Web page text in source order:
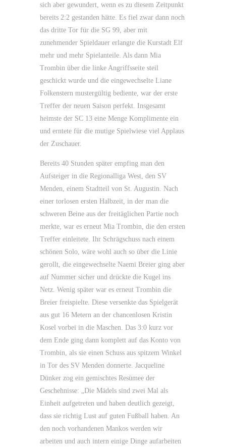
sich aber gewundert, wenn es zu diesem Zeitpunkt
bereits 2:2 gestanden hätte. Es fiel zwar dann noch
das dritte Tor für die SG 99, aber mit
zunehmender Spieldauer erlangte die Kurstadt Elf
mehr und mehr Spielanteile. Als dann Mia
Trombin über die linke Angriffsseite steil
geschickt wurde und die eingewechselte Liane
Folkenstern mustergültig bediente, war der erste
Treffer der neuen Saison perfekt. Insgesamt
heimste der SC 13 eine Menge Komplimente ein
und erntete für die mutige Spielwiese viel Applaus
der Zuschauer.
Bereits 40 Stunden später empfing man den
Aufsteiger in die Regionalliga West, den SV
Menden, einem Stadtteil von St. Augustin. Nach
einer torlosen ersten Halbzeit, in der man die
schweren Beine aus der freitäglichen Partie noch
merkte, war es erneut Mia Trombin, die den ersten
Treffer einleitete. Ihr Schrägschuss nach einem
schönen Solo, wäre wohl auch so über die Linie
gerollt, die eingewechselte Naemi Breier ging aber
auf Nummer sicher und drückte die Kugel ins
Netz. Wenig später war es erneut Trombin die
Breier freispielte. Diese versenkte das Spielgerät
aus gut 16 Metern an der chancenlosen Kristin
Kosel vorbei in die Maschen. Das 3:0 kurz vor
dem Ende ging dann komplett auf das Konto von
Trombin, als sie einen Schuss aus spitzem Winkel
in Tor des SV Menden donnerte. Jacqueline
Dünker zog ein gemischtes Resümee der
Geschehnisse: „Die Mädels sind zwei Mal als
Einheit aufgetreten und haben deutlich gezeigt,
dass sie richtig Lust auf guten Fußball haben. An
den noch vorhandenen Mankos werden wir
arbeiten und auch intern einige Dinge aufarbeiten